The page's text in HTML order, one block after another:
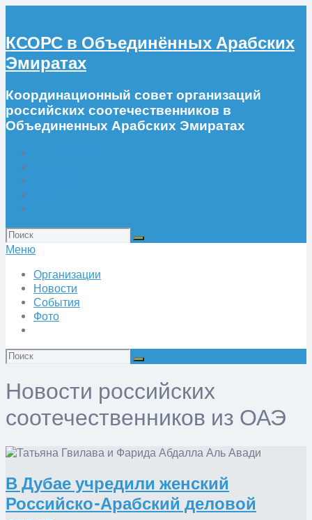
КСОРС в Объединённых Арабских
Эмиратах
Координационный совет организаций
российских соотечественников в
Объединенных Арабских Эмиратах
Искать:
Меню
Организации
Новости
События
Фото
Искать:
Новости российских
соотечественников из ОАЭ
​В Дубае учредили женский
Российско-Арабский деловой